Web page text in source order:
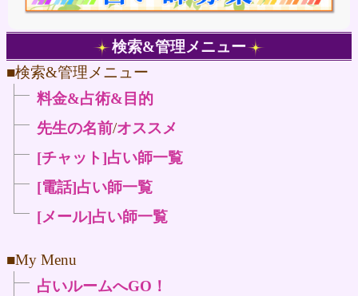
検索&管理メニュー
■検索&管理メニュー
料金&占術&目的
先生の名前/オススメ
[チャット]占い師一覧
[電話]占い師一覧
[メール]占い師一覧
■My Menu
占いルームへGO！